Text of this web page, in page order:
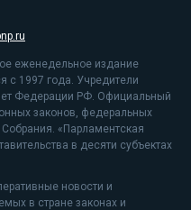
еженедельное издание
с 1997 года. Учредители
Федерации РФ. Официальный
законов, федеральных
«Парламентская
в десяти субъектах
новости и
в стране законах и